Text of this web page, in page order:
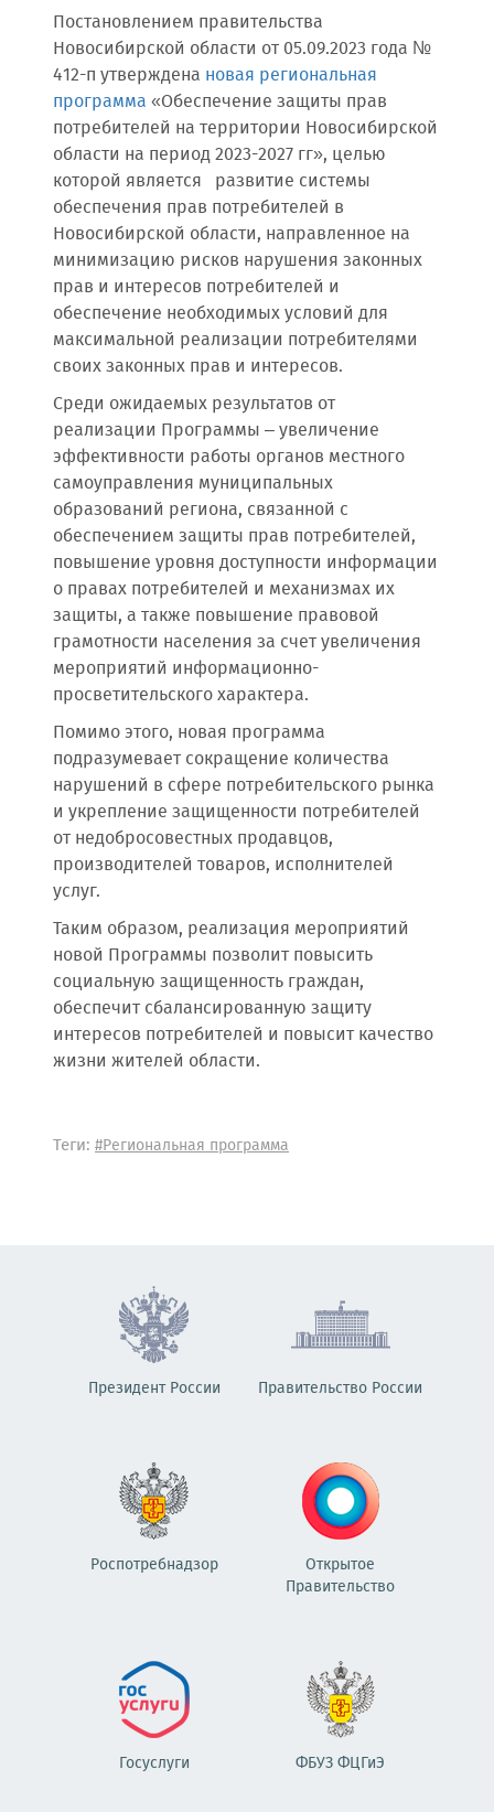
Постановлением правительства
Новосибирской области от 05.09.2023 года №
412-п утверждена новая региональная
программа «Обеспечение защиты прав
потребителей на территории Новосибирской
области на период 2023-2027 гг», целью
которой является развитие системы
обеспечения прав потребителей в
Новосибирской области, направленное на
минимизацию рисков нарушения законных
прав и интересов потребителей и
обеспечение необходимых условий для
максимальной реализации потребителями
своих законных прав и интересов.
Среди ожидаемых результатов от
реализации Программы – увеличение
эффективности работы органов местного
самоуправления муниципальных
образований региона, связанной с
обеспечением защиты прав потребителей,
повышение уровня доступности информации
о правах потребителей и механизмах их
защиты, а также повышение правовой
грамотности населения за счет увеличения
мероприятий информационно-
просветительского характера.
Помимо этого, новая программа
подразумевает сокращение количества
нарушений в сфере потребительского рынка
и укрепление защищенности потребителей
от недобросовестных продавцов,
производителей товаров, исполнителей
услуг.
Таким образом, реализация мероприятий
новой Программы позволит повысить
социальную защищенность граждан,
обеспечит сбалансированную защиту
интересов потребителей и повысит качество
жизни жителей области.
Теги: #Региональная программа
Президент России Правительство России
Роспотребнадзор
Открытое
Правительство
Госуслуги ФБУЗ ФЦГиЭ